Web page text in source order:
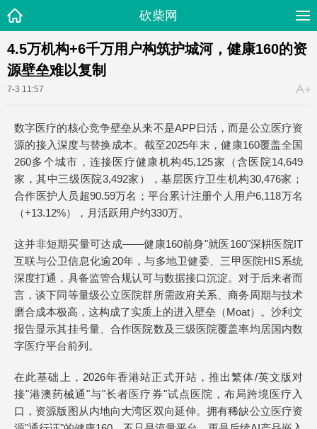
砍柴网
4.5万机构+6千万用户构筑护城河，健康160的资
源壁垒难以复制
7-3 11:57
数字医疗的核心竞争壁垒从来不是APP日活，而是公立医疗资
源的接入深度与替换成本。截至2025年末，健康160覆盖全国
260多个城市，连接医疗健康机构45,125家（含医院14,649
家，其中三级医院3,492家），基层医疗卫生机构30,476家；
合作医护人员超90.59万名；平台累计注册个人用户6,118万名
（+13.12%），月活跃用户约330万。
这并非短期买量可达成——健康160前身"就医160"深耕医院IT
互联与公卫信息化逾20年，与多地卫健委、三甲医院HIS系统
深度打通，具备监管合规认可与数据接口沉淀。对于后来者而
言，谈下同等量级公立医院群所需政府关系、商务周期与技术
磨合成本极高，这构成了实质上的进入壁垒（Moat）。沙利文
报告显示其挂号量、合作医院数及三级医院覆盖率均居国内数
字医疗平台前列。
在此基础上，2026年香港站正式开站，推出繁体/英文版对
接"港澳药械通"与"长者医疗券"试点医院，布局跨境医疗入
口，资源版图从内地向大湾区双向延伸。拥有稀缺公立医疗资